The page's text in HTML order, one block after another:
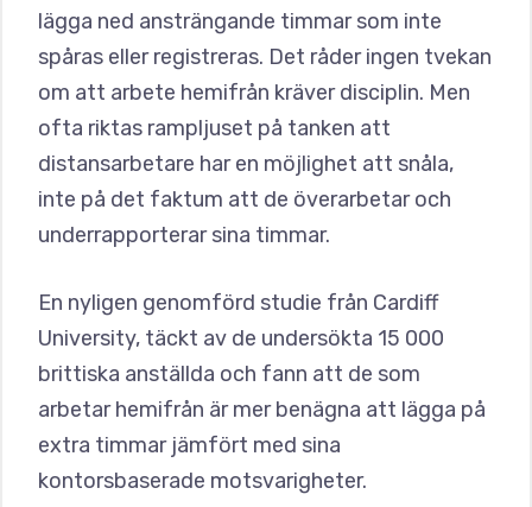
lägga ned ansträngande timmar som inte
spåras eller registreras. Det råder ingen tvekan
om att arbete hemifrån kräver disciplin. Men
ofta riktas rampljuset på tanken att
distansarbetare har en möjlighet att snåla,
inte på det faktum att de överarbetar och
underrapporterar sina timmar.
En nyligen genomförd studie från Cardiff
University, täckt av de undersökta 15 000
brittiska anställda och fann att de som
arbetar hemifrån är mer benägna att lägga på
extra timmar jämfört med sina
kontorsbaserade motsvarigheter.